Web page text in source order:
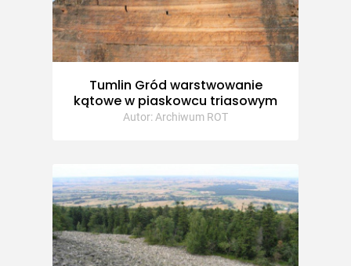
Tumlin Gród warstwowanie
kątowe w piaskowcu triasowym
Autor: Archiwum ROT